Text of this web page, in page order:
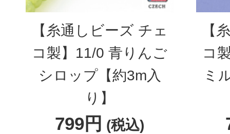
【糸通しビーズ チェ
コ製】11/0 青りんご
シロップ【約3m入
り】
799円 (税込)
【
コ
ミ